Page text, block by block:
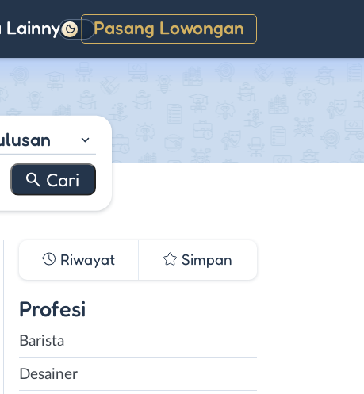
Lainnya Pasang Lowongan
Gelap
Riwayat Simpan
Profesi
Barista
Desainer